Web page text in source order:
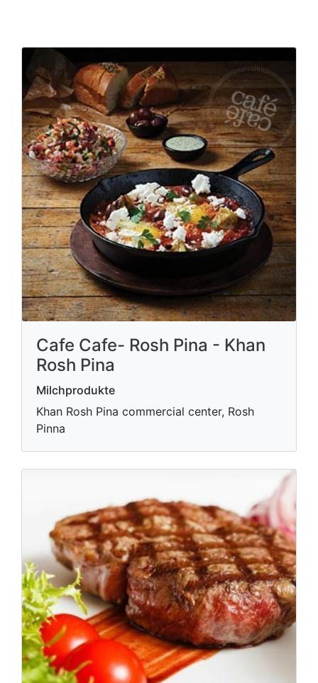
Cafe Cafe- Rosh Pina - Khan
Rosh Pina
Milchprodukte
Khan Rosh Pina commercial center, Rosh
Pinna